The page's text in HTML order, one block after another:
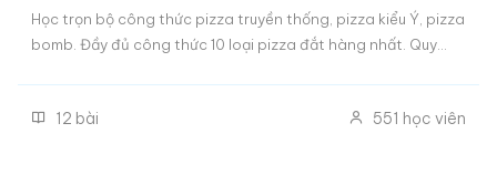
Học trọn bộ công thức pizza truyền thống, pizza kiểu Ý, pizza
bomb. Đầy đủ công thức 10 loại pizza đắt hàng nhất. Quy
đủ quy trình làm pizza tươi và pizza cấp đông tiện lợi.
12 bài 551 học viên